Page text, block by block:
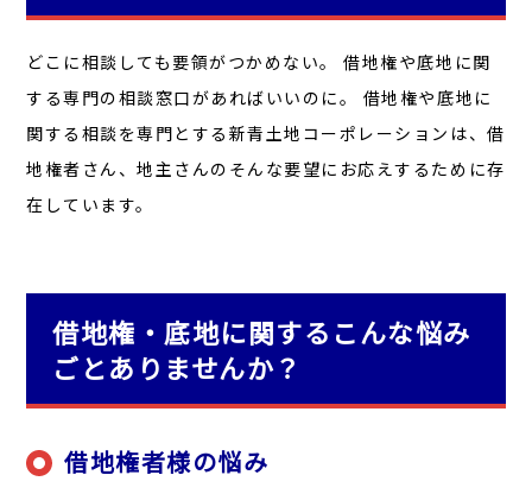
どこに相談しても要領がつかめない。 借地権や底地に関
する専門の相談窓口があればいいのに。 借地権や底地に
関する相談を専門とする新青土地コーポレーションは、借
地権者さん、地主さんのそんな要望にお応えするために存
在しています。
借地権・底地に関するこんな悩み
ごとありませんか？
借地権者様の悩み